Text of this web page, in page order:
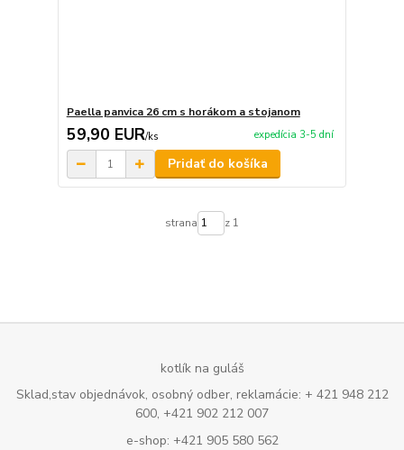
Paella panvica 26 cm s horákom a stojanom
59,90 EUR/ks expedícia 3-5 dní
Pridať do košíka
strana z 1
kotlík na guláš
Sklad,stav objednávok, osobný odber, reklamácie: + 421 948 212
600, +421 902 212 007
e-shop: +421 905 580 562